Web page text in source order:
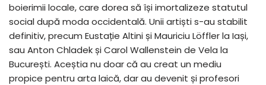
boierimii locale, care dorea să își imortalizeze statutul
social după moda occidentală. Unii artiști s-au stabilit
definitiv, precum Eustație Altini și Mauriciu Löffler la Iași,
sau Anton Chladek și Carol Wallenstein de Vela la
București. Aceștia nu doar că au creat un mediu
propice pentru arta laică, dar au devenit și profesori